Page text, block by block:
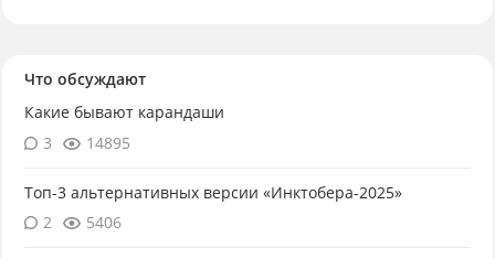
Что обсуждают
Какие бывают карандаши
3
14895
Топ-3 альтернативных версии «Инктобера-2025»
2
5406